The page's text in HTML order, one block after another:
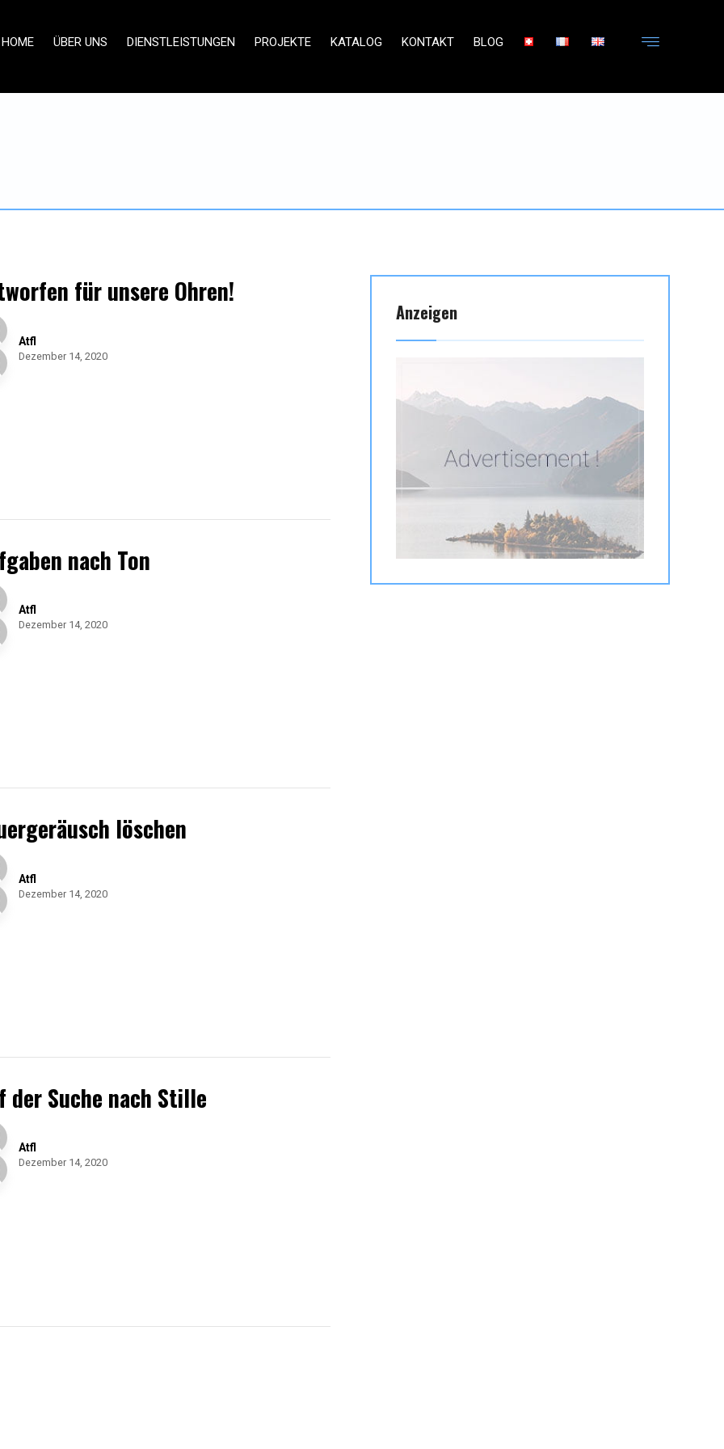
HOME ÜBER UNS DIENSTLEISTUNGEN PROJEKTE KATALOG KONTAKT BLOG
für unsere Ohren!
Atfl
Dezember 14, 2020
nach Ton
Atfl
Dezember 14, 2020
löschen
Atfl
Dezember 14, 2020
der Suche nach Stille
Atfl
Dezember 14, 2020
Anzeigen